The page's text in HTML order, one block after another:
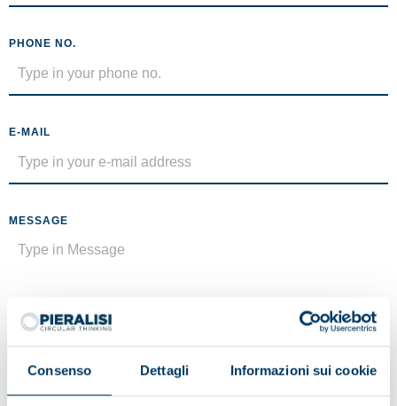
Consenso Dettagli Informazioni sui cookie
PHONE NO.
E-MAIL
MESSAGE